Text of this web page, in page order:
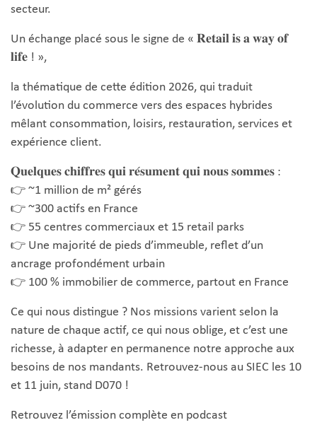
secteur.
Un échange placé sous le signe de « 𝐑𝐞𝐭𝐚𝐢𝐥 𝐢𝐬 𝐚 𝐰𝐚𝐲 𝐨𝐟
𝐥𝐢𝐟𝐞 ! »,
la thématique de cette édition 2026, qui traduit
l’évolution du commerce vers des espaces hybrides
mêlant consommation, loisirs, restauration, services et
expérience client.
𝐐𝐮𝐞𝐥𝐪𝐮𝐞𝐬 𝐜𝐡𝐢𝐟𝐟𝐫𝐞𝐬 𝐪𝐮𝐢 𝐫𝐞́𝐬𝐮𝐦𝐞𝐧𝐭 𝐪𝐮𝐢 𝐧𝐨𝐮𝐬 𝐬𝐨𝐦𝐦𝐞𝐬 :
👉 ~1 million de m² gérés
👉 ~300 actifs en France
👉 55 centres commerciaux et 15 retail parks
👉 Une majorité de pieds d’immeuble, reflet d’un
ancrage profondément urbain
👉 100 % immobilier de commerce, partout en France
Ce qui nous distingue ? Nos missions varient selon la
nature de chaque actif, ce qui nous oblige, et c’est une
richesse, à adapter en permanence notre approche aux
besoins de nos mandants. Retrouvez-nous au SIEC les 10
et 11 juin, stand D070 !
Retrouvez l’émission complète en podcast